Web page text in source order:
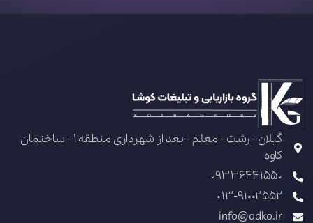
گیلان - رشت - معلم - بعد از شهرداری منطقه 1 - ساختمان
کاوه
09336441550
013-91002552
info@adko.ir